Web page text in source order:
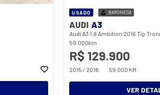
USADO BARONESA
AUDI A3
Audi A3 1.8 Ambition 2016 Tip
59.000km
R$ 129.900
2015 / 2016 59.000 KM
VER